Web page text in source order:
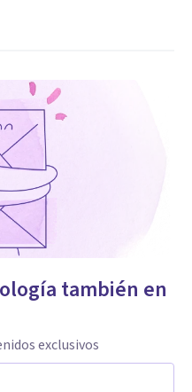
también en
exclusivos